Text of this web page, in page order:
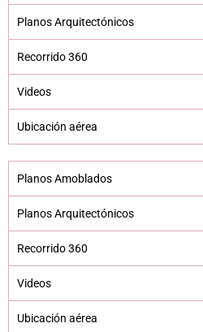
Planos Arquitectónicos
Recorrido 360
Videos
Ubicación aérea
Planos Amoblados
Planos Arquitectónicos
Recorrido 360
Videos
Ubicación aérea